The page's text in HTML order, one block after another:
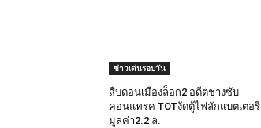
ข่าวเด่นรอบวัน
สืบดอนเมืองล็อก2 อดีตช่างซับ
คอนแทรค TOTงัดตู้ไฟลักแบตเตอรี่
มูลค่า2.2 ล.